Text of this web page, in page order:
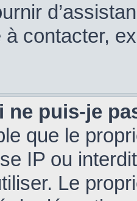
à contacter,
ne puis-je
que le
IP ou
Le